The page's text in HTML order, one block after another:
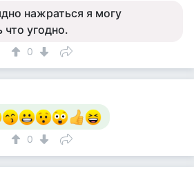
нажраться я могу
что угодно.
0
0